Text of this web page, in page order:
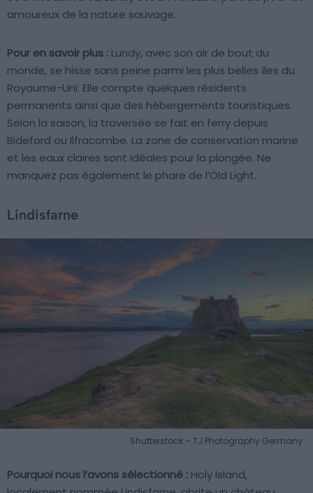
amoureux de la nature sauvage.
Pour en savoir plus : Lundy, avec son air de bout du
monde, se hisse sans peine parmi les plus belles îles du
Royaume-Uni. Elle compte quelques résidents
permanents ainsi que des hébergements touristiques.
Selon la saison, la traversée se fait en ferry depuis
Bideford ou Ilfracombe. La zone de conservation marine
et les eaux claires sont idéales pour la plongée. Ne
manquez pas également le phare de l’Old Light.
Lindisfarne
Shutterstock – TJ Photography Germany
Pourquoi nous l’avons sélectionné : Holy Island,